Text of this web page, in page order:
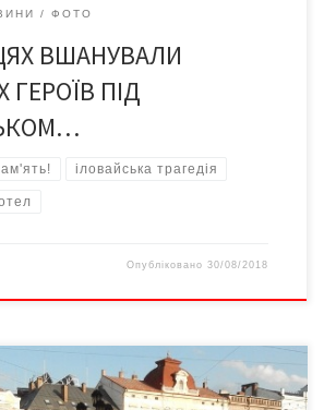
ФОТО
ВШАНУВАЛИ
ГЕРОЇВ ПІД
іловайська трагедія
Опубліковано30/08/2018